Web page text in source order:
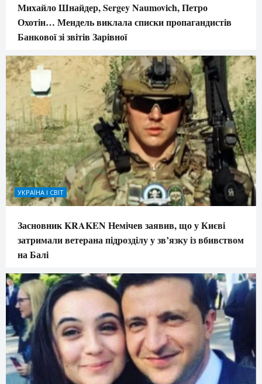
Михайло Шнайдер, Sergey Naumovich, Петро
Охотін… Мендель виклала списки пропагандистів
Банкової зі звітів Зарівної
УКРАЇНА І СВІТ
Засновник KRAKEN Немічев заявив, що у Києві
затримали ветерана підрозділу у зв’язку із вбивством
на Балі